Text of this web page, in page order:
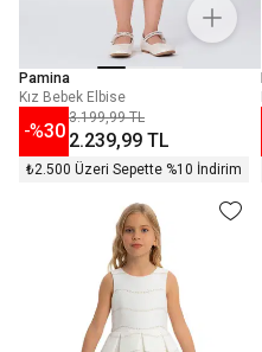
Pamina
Kız Bebek Elbise
-%30
3.199,99 TL
2.239,99 TL
₺2.500 Üzeri Sepette %10 İndirim